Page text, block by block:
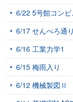
6/22 5号館コン
6/17 せんべろ通り
6/16 工業力学1
6/15 梅雨入り
6/12 機械製図Ⅱ